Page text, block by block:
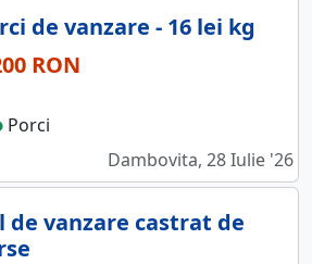
de vanzare - 16 lei kg
RON
Porci
Dambovita, 28 Iulie '26
de vanzare castrat de